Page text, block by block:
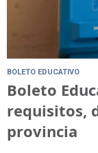
BOLETO EDUCATIVO
Boleto
requisitos,
provincia